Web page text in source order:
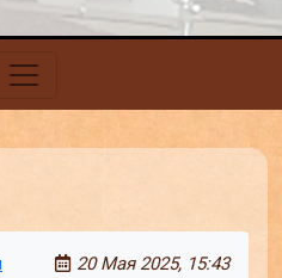
20 Мая 2025, 15:43